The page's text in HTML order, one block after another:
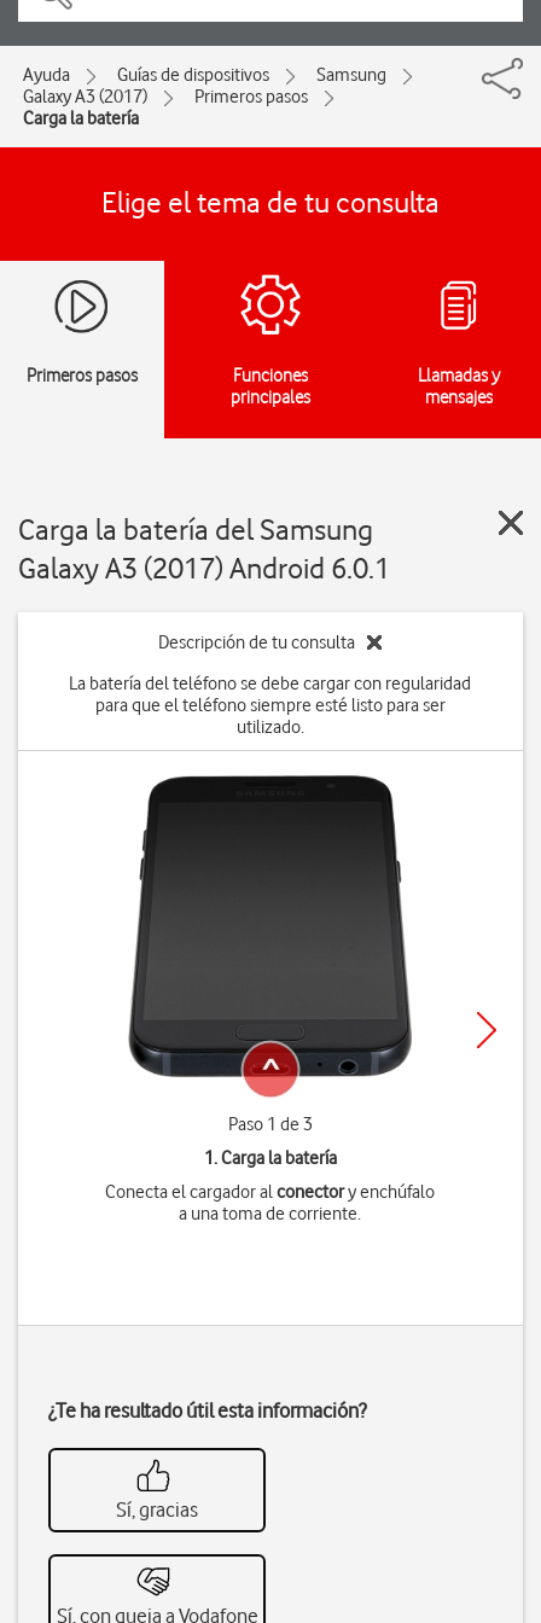
Ayuda Guías de dispositivos
Samsung
Galaxy A3 (2017)
Primeros pasos
Carga la batería
Elige el tema de tu consulta
Primeros pasos
Funciones
principales
Llamadas y
mensajes
Carga la batería del Samsung
Galaxy A3 (2017) Android 6.0.1
Descripción de tu consulta
La batería del teléfono se debe cargar con regularidad
para que el teléfono siempre esté listo para ser
utilizado.
Paso 1 de 3
1. Carga la batería
Conecta el cargador alconectory enchúfalo
a una toma de corriente.
¿Te ha resultado útil esta información?
Sí, gracias
Sí, con queja a Vodafone